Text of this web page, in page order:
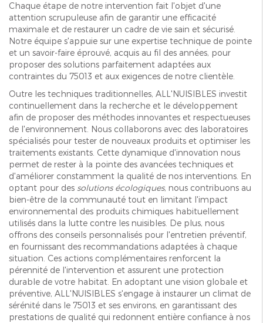
Chaque étape de notre intervention fait l'objet d'une
attention scrupuleuse afin de garantir une efficacité
maximale et de restaurer un cadre de vie sain et sécurisé.
Notre équipe s'appuie sur une expertise technique de pointe
et un savoir-faire éprouvé, acquis au fil des années, pour
proposer des solutions parfaitement adaptées aux
contraintes du 75013 et aux exigences de notre clientèle.
Outre les techniques traditionnelles, ALL'NUISIBLES investit
continuellement dans la recherche et le développement
afin de proposer des méthodes innovantes et respectueuses
de l'environnement. Nous collaborons avec des laboratoires
spécialisés pour tester de nouveaux produits et optimiser les
traitements existants. Cette dynamique d'innovation nous
permet de rester à la pointe des avancées techniques et
d'améliorer constamment la qualité de nos interventions. En
optant pour des solutions écologiques, nous contribuons au
bien-être de la communauté tout en limitant l'impact
environnemental des produits chimiques habituellement
utilisés dans la lutte contre les nuisibles. De plus, nous
offrons des conseils personnalisés pour l'entretien préventif,
en fournissant des recommandations adaptées à chaque
situation. Ces actions complémentaires renforcent la
pérennité de l'intervention et assurent une protection
durable de votre habitat. En adoptant une vision globale et
préventive, ALL'NUISIBLES s'engage à instaurer un climat de
sérénité dans le 75013 et ses environs, en garantissant des
prestations de qualité qui redonnent entière confiance à nos